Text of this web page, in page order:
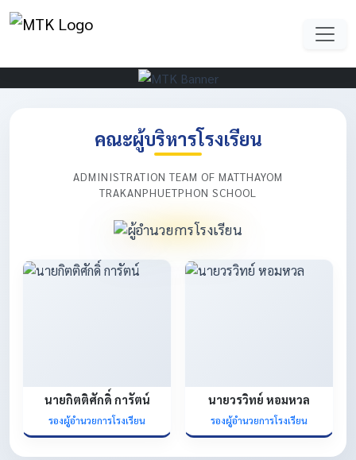
คณะผู้บริหารโรงเรียน
ADMINISTRATION TEAM OF MATTHAYOM
TRAKANPHUETPHON SCHOOL
นายกิตติศักดิ์ การัตน์
รองผู้อำนวยการโรงเรียน
นายวรวิทย์ หอมหวล
รองผู้อำนวยการโรงเรียน